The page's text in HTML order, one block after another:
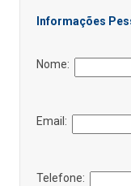
Informações
Nome:
Email:
Telefone: